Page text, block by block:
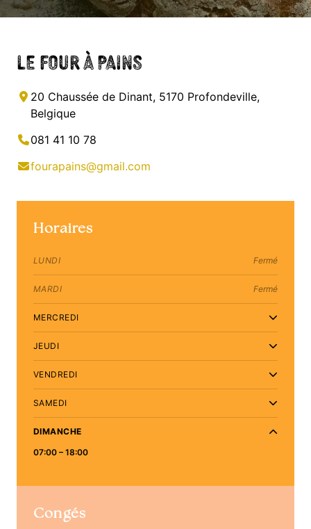
Le Four à Pains
20 Chaussée de Dinant, 5170 Profondeville,
Belgique
081 41 10 78
fourapains@gmail.com
Horaires
LUNDI Fermé
MARDI Fermé
MERCREDI
JEUDI
VENDREDI
SAMEDI
DIMANCHE
07:00 – 18:00
Congés